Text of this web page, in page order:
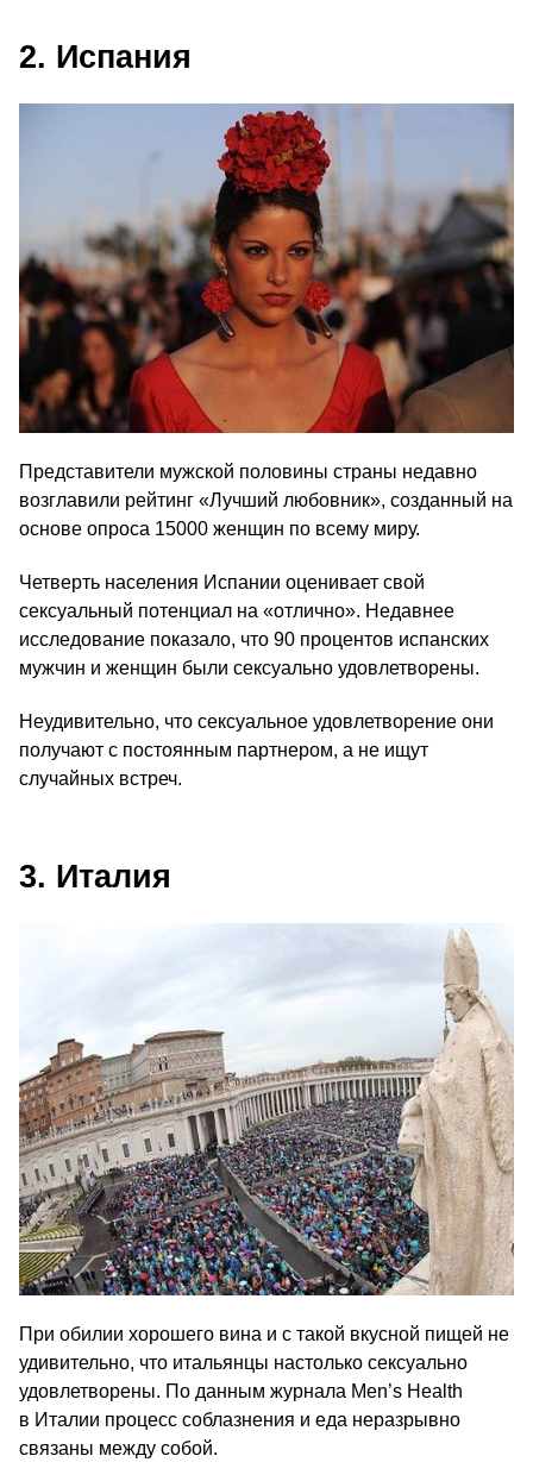
2. Испания
Представители мужской половины страны недавно
возглавили рейтинг «Лучший любовник», созданный на
основе опроса 15000 женщин по всему миру.
Четверть населения Испании оценивает свой
сексуальный потенциал на «отлично». Недавнее
исследование показало, что 90 процентов испанских
мужчин и женщин были сексуально удовлетворены.
Неудивительно, что сексуальное удовлетворение они
получают с постоянным партнером, а не ищут
случайных встреч.
3. Италия
При обилии хорошего вина и с такой вкусной пищей не
удивительно, что итальянцы настолько сексуально
удовлетворены. По данным журнала Men’s Health
в Италии процесс соблазнения и еда неразрывно
связаны между собой.